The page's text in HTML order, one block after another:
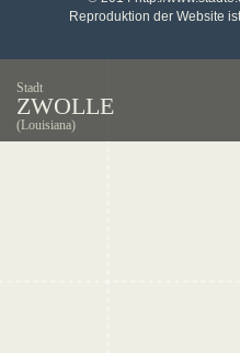
Reproduktion der Website
Stadt
ZWOLLE
(Louisiana)